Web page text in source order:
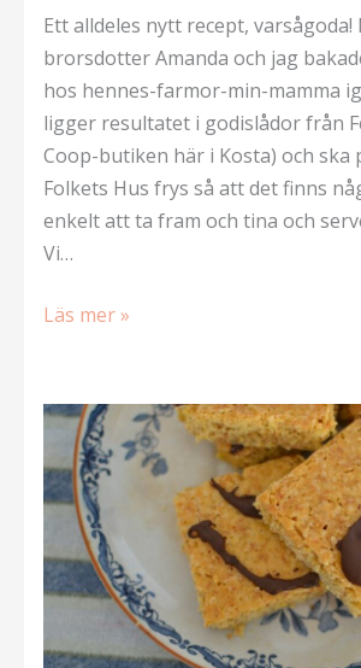
Ett alldeles nytt recept, varsågoda!
brorsdotter Amanda och jag
hos hennes-farmor-min-mamma
ligger resultatet i godislådor från
Coop-butiken här i Kosta) och ska
Folkets Hus frys så att det finns
enkelt att ta fram och tina och
Vi…
Pepparkaksrutor
Läs mer »